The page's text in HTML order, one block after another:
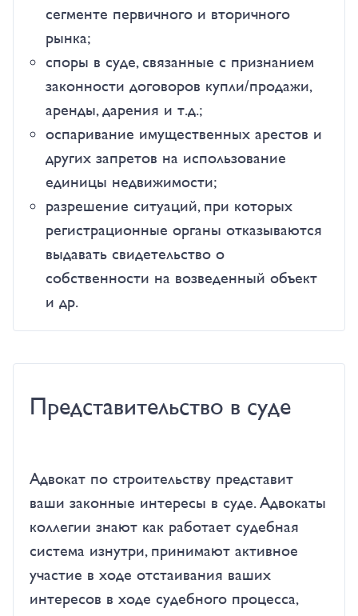
сегменте первичного и вторичного
рынка;
споры в суде, связанные с признанием
законности договоров купли/продажи,
аренды, дарения и т.д.;
оспаривание имущественных арестов и
других запретов на использование
единицы недвижимости;
разрешение ситуаций, при которых
регистрационные органы отказываются
выдавать свидетельство о
собственности на возведенный объект
и др.
Представительство в суде
Адвокат по строительству представит
ваши законные интересы в суде. Адвокаты
коллегии знают как работает судебная
система изнутри, принимают активное
участие в ходе отстаивания ваших
интересов в ходе судебного процесса,